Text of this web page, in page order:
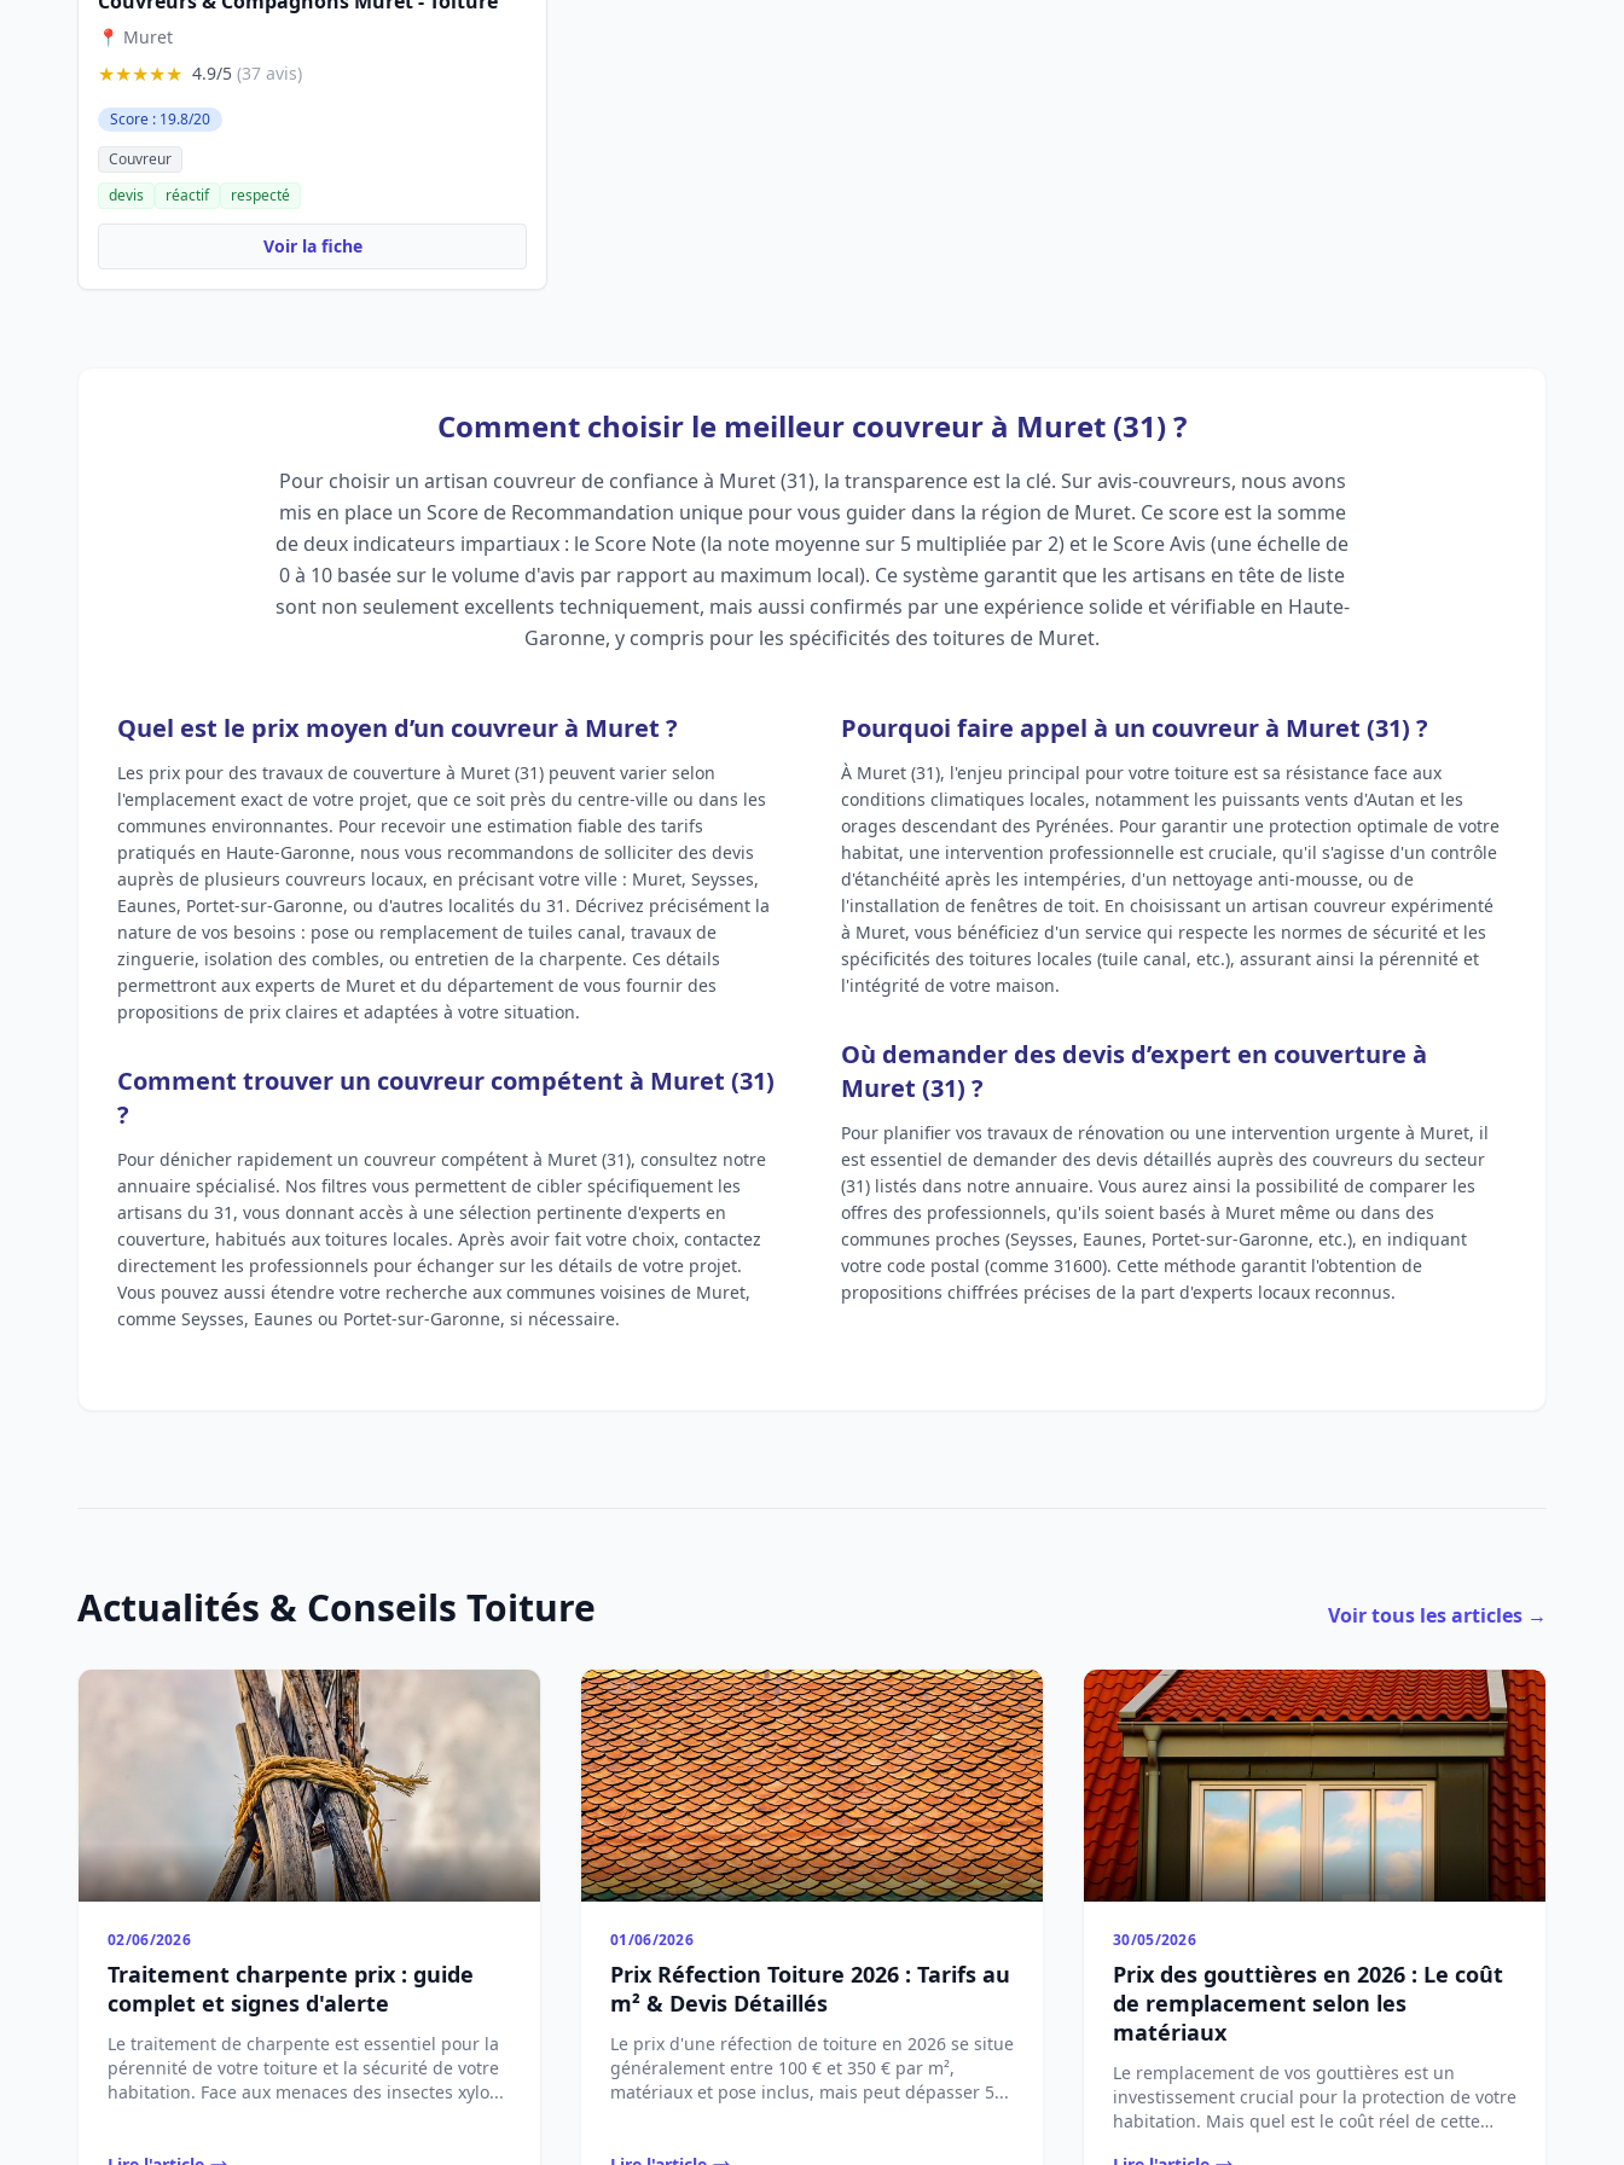
📍 Muret
★★★★★ 4.9/5 (37 avis)
Score : 19.8/20
Couvreur
devis
réactif respecté
Voir la fiche
Comment choisir le meilleur couvreur à Muret (31) ?
Pour choisir un artisan couvreur de confiance à Muret (31), la transparence est la clé. Sur avis-couvreurs, nous avons
mis en place un Score de Recommandation unique pour vous guider dans la région de Muret. Ce score est la somme
de deux indicateurs impartiaux : le Score Note (la note moyenne sur 5 multipliée par 2) et le Score Avis (une échelle de
0 à 10 basée sur le volume d'avis par rapport au maximum local). Ce système garantit que les artisans en tête de liste
sont non seulement excellents techniquement, mais aussi confirmés par une expérience solide et vérifiable en Haute-
Garonne, y compris pour les spécificités des toitures de Muret.
Quel est le prix moyen d’un couvreur à Muret ?
Les prix pour des travaux de couverture à Muret (31) peuvent varier selon
l'emplacement exact de votre projet, que ce soit près du centre-ville ou dans les
communes environnantes. Pour recevoir une estimation fiable des tarifs
pratiqués en Haute-Garonne, nous vous recommandons de solliciter des devis
auprès de plusieurs couvreurs locaux, en précisant votre ville : Muret, Seysses,
Eaunes, Portet-sur-Garonne, ou d'autres localités du 31. Décrivez précisément la
nature de vos besoins : pose ou remplacement de tuiles canal, travaux de
zinguerie, isolation des combles, ou entretien de la charpente. Ces détails
permettront aux experts de Muret et du département de vous fournir des
propositions de prix claires et adaptées à votre situation.
Comment trouver un couvreur compétent à Muret (31)
?
Pour dénicher rapidement un couvreur compétent à Muret (31), consultez notre
annuaire spécialisé. Nos filtres vous permettent de cibler spécifiquement les
artisans du 31, vous donnant accès à une sélection pertinente d'experts en
couverture, habitués aux toitures locales. Après avoir fait votre choix, contactez
directement les professionnels pour échanger sur les détails de votre projet.
Vous pouvez aussi étendre votre recherche aux communes voisines de Muret,
comme Seysses, Eaunes ou Portet-sur-Garonne, si nécessaire.
Pourquoi faire appel à un couvreur à Muret (31) ?
À Muret (31), l'enjeu principal pour votre toiture est sa résistance face aux
conditions climatiques locales, notamment les puissants vents d'Autan et les
orages descendant des Pyrénées. Pour garantir une protection optimale de votre
habitat, une intervention professionnelle est cruciale, qu'il s'agisse d'un contrôle
d'étanchéité après les intempéries, d'un nettoyage anti-mousse, ou de
l'installation de fenêtres de toit. En choisissant un artisan couvreur expérimenté
à Muret, vous bénéficiez d'un service qui respecte les normes de sécurité et les
spécificités des toitures locales (tuile canal, etc.), assurant ainsi la pérennité et
l'intégrité de votre maison.
Où demander des devis d’expert en couverture à
Muret (31) ?
Pour planifier vos travaux de rénovation ou une intervention urgente à Muret, il
est essentiel de demander des devis détaillés auprès des couvreurs du secteur
(31) listés dans notre annuaire. Vous aurez ainsi la possibilité de comparer les
offres des professionnels, qu'ils soient basés à Muret même ou dans des
communes proches (Seysses, Eaunes, Portet-sur-Garonne, etc.), en indiquant
votre code postal (comme 31600). Cette méthode garantit l'obtention de
propositions chiffrées précises de la part d'experts locaux reconnus.
Actualités & Conseils Toiture Voir tous les articles →
02/06/2026
Traitement charpente prix : guide
complet et signes d'alerte
Le traitement de charpente est essentiel pour la
pérennité de votre toiture et la sécurité de votre
habitation. Face aux menaces des insectes xylo...
01/06/2026
Prix Réfection Toiture 2026 : Tarifs au
m² & Devis Détaillés
Le prix d'une réfection de toiture en 2026 se situe
généralement entre 100 € et 350 € par m²,
matériaux et pose inclus, mais peut dépasser 5...
30/05/2026
Prix des gouttières en 2026 : Le coût
de remplacement selon les
matériaux
Le remplacement de vos gouttières est un
investissement crucial pour la protection de votre
habitation. Mais quel est le coût réel de cette